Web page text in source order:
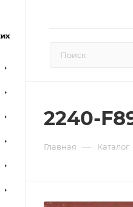
2240-
Главная — Каталог